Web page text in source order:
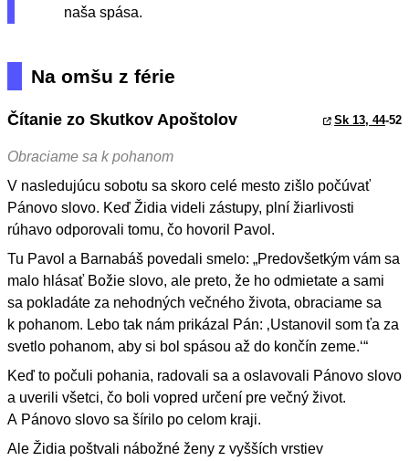
naša spása.
Na omšu z férie
Čítanie zo Skutkov Apoštolov Sk 13, 44-52
Obraciame sa k pohanom
V nasledujúcu sobotu sa skoro celé mesto zišlo počúvať
Pánovo slovo. Keď Židia videli zástupy, plní žiarlivosti
rúhavo odporovali tomu, čo hovoril Pavol.
Tu Pavol a Barnabáš povedali smelo: „Predovšetkým vám sa
malo hlásať Božie slovo, ale preto, že ho odmietate a sami
sa pokladáte za nehodných večného života, obraciame sa
k pohanom. Lebo tak nám prikázal Pán: ‚Ustanovil som ťa za
svetlo pohanom, aby si bol spásou až do končín zeme.‘“
Keď to počuli pohania, radovali sa a oslavovali Pánovo slovo
a uverili všetci, čo boli vopred určení pre večný život.
A Pánovo slovo sa šírilo po celom kraji.
Ale Židia poštvali nábožné ženy z vyšších vrstiev